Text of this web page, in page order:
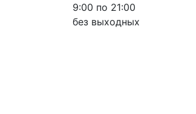
9:00 по 21:00
без выходных